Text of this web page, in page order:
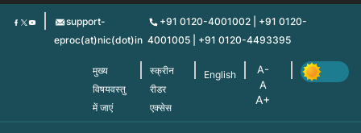
Skip
support-
eproc(at)nic(dot)in
+91 0120-4001002 | +91 0120-
4001005 | +91 0120-4493395
मुख्य
विषयवस्तु
में जाएं
स्क्रीन
रीडर
एक्सेस
English